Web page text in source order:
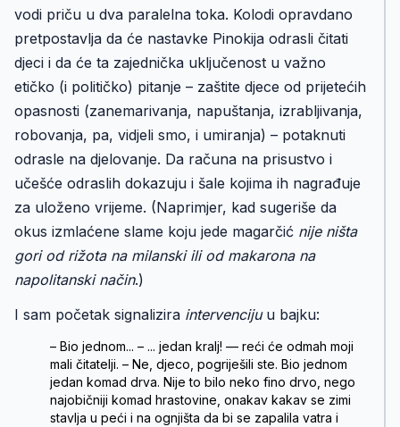
vodi priču u dva paralelna toka. Kolodi opravdano
pretpostavlja da će nastavke Pinokija odrasli čitati
djeci i da će ta zajednička uključenost u važno
etičko (i političko) pitanje – zaštite djece od prijetećih
opasnosti (zanemarivanja, napuštanja, izrabljivanja,
robovanja, pa, vidjeli smo, i umiranja) – potaknuti
odrasle na djelovanje. Da računa na prisustvo i
učešće odraslih dokazuju i šale kojima ih nagrađuje
za uloženo vrijeme. (Naprimjer, kad sugeriše da
okus izmlaćene slame koju jede magarčić nije ništa
gori od rižota na milanski ili od makarona na
napolitanski način.)
I sam početak signalizira intervencijuu bajku:
– Bio jednom... – ... jedan kralj! — reći će odmah moji
mali čitatelji. – Ne, djeco, pogriješili ste. Bio jednom
jedan komad drva. Nije to bilo neko fino drvo, nego
najobičniji komad hrastovine, onakav kakav se zimi
stavlja u peći i na ognjišta da bi se zapalila vatra i